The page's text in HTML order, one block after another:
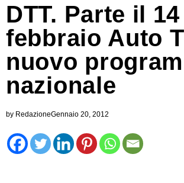
DTT. Parte il 14
febbraio Auto
nuovo
nazionale
by RedazioneGennaio 20, 2012